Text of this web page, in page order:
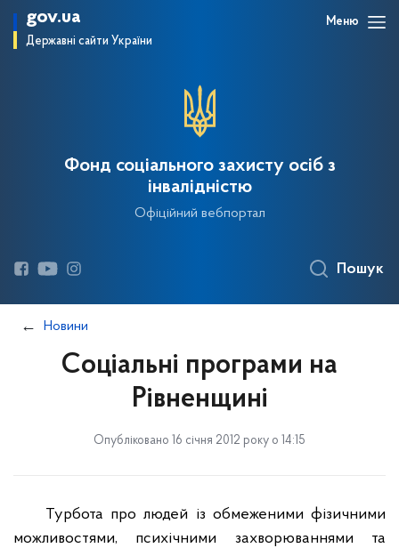
gov.ua
Державні сайти України
Меню
Фонд соціального захисту осіб з
інвалідністю
Офіційний вебпортал
Пошук
Новини
Соціальні програми на
Рівненщині
Опубліковано 16 січня 2012 року о 14:15
Турбота про людей із обмеженими фізичними
можливостями, психічними захворюваннями та